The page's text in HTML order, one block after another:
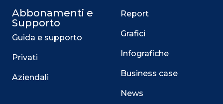
Abbonamenti e
Supporto
Guida e supporto
Privati
Aziendali
Report
Grafici
Infografiche
Business case
News